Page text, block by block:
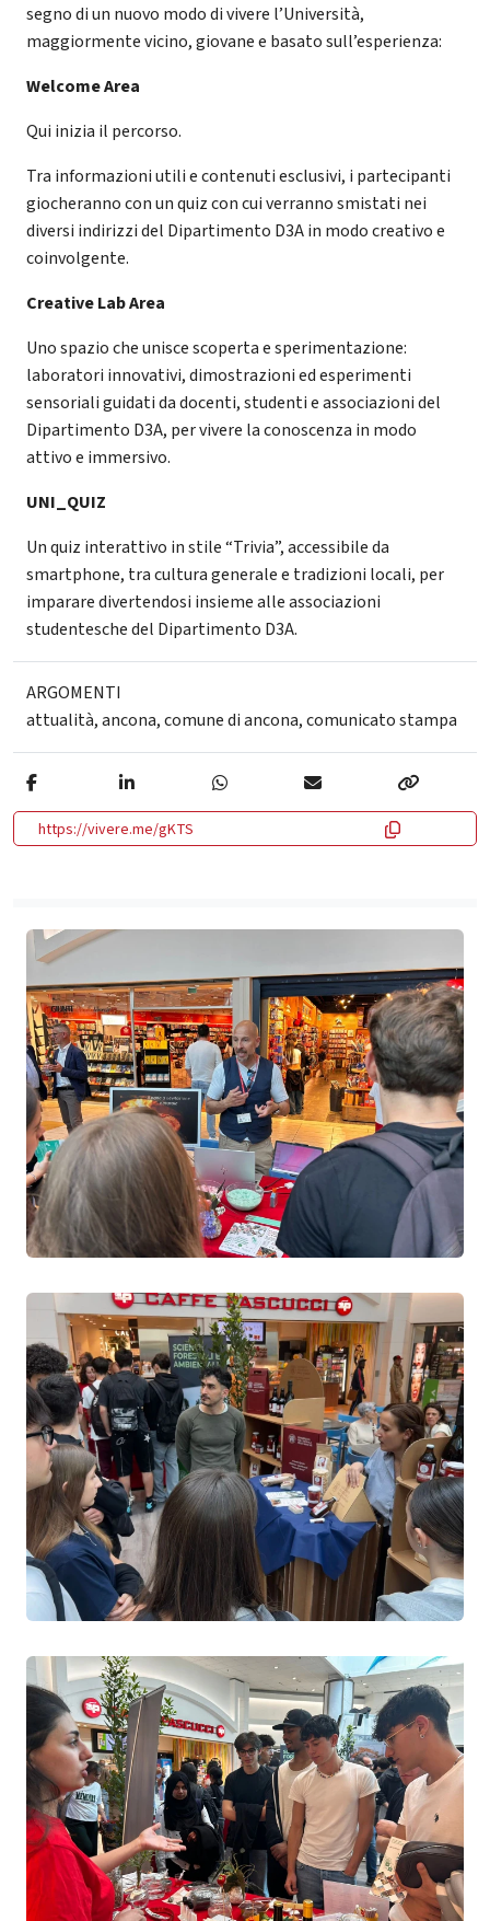
segno di un nuovo modo di vivere l’Università,
maggiormente vicino, giovane e basato sull’esperienza:
Welcome Area
Qui inizia il percorso.
Tra informazioni utili e contenuti esclusivi, i partecipanti
giocheranno con un quiz con cui verranno smistati nei
diversi indirizzi del Dipartimento D3A in modo creativo e
coinvolgente.
Creative Lab Area
Uno spazio che unisce scoperta e sperimentazione:
laboratori innovativi, dimostrazioni ed esperimenti
sensoriali guidati da docenti, studenti e associazioni del
Dipartimento D3A, per vivere la conoscenza in modo
attivo e immersivo.
UNI_QUIZ
Un quiz interattivo in stile “Trivia”, accessibile da
smartphone, tra cultura generale e tradizioni locali, per
imparare divertendosi insieme alle associazioni
studentesche del Dipartimento D3A.
ARGOMENTI
attualità,ancona,comune di ancona,comunicato stampa
https://vivere.me/gKTS